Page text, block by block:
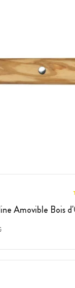
Amovible Bois
réduction :